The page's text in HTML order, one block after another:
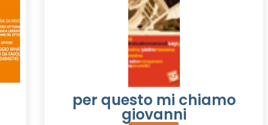
per questo mi chiamo
giovanni